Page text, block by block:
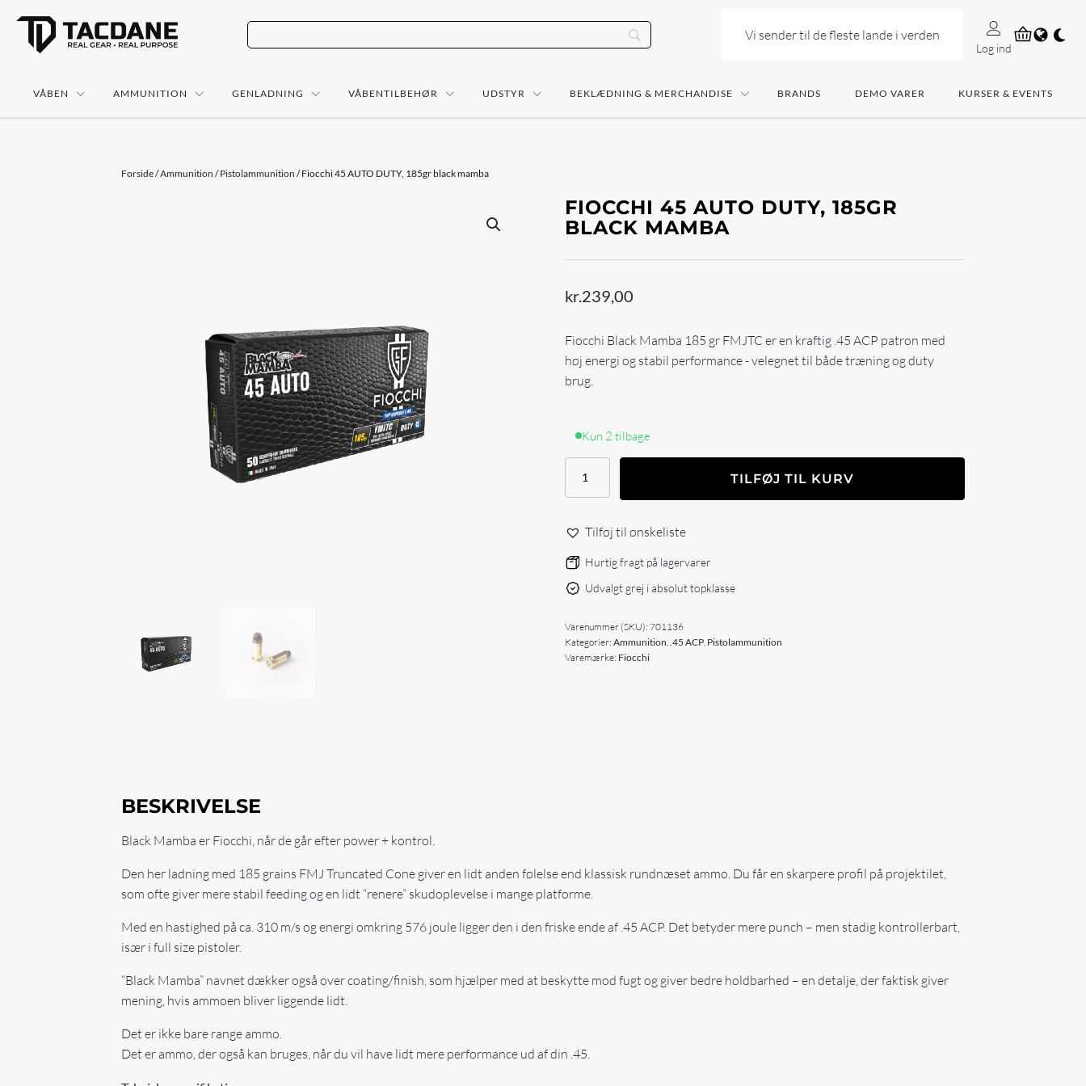
Vi sender til de fleste lande i verden
Log ind
VÅBEN AMMUNITION GENLADNING VÅBENTILBEHØR UDSTYR BEKLÆDNING & MERCHANDISE BRANDS DEMO VARER KURSER & EVENTS
Forside/Ammunition /Pistolammunition / Fiocchi 45 AUTO DUTY, 185gr black mamba
FIOCCHI 45 AUTO DUTY, 185GR
BLACK MAMBA
kr.239,00
Fiocchi Black Mamba 185 gr FMJTC er en kraftig .45 ACP patron med
høj energi og stabil performance - velegnet til både træning og duty
brug.
Kun 2 tilbage
Fiocchi
AUTO
185gr
mamba
TILFØJ TIL KURV
Tilføj til ønskeliste
Hurtig fragt på lagervarer
Udvalgt grej i absolut topklasse
Varenummer (SKU): 701136
Kategorier:Ammunition,.45 ACP, Pistolammunition
Varemærke: Fiocchi
BESKRIVELSE
Black Mamba er Fiocchi, når de går efter power + kontrol.
Den her ladning med 185 grains FMJ Truncated Cone giver en lidt anden følelse end klassisk rundnæset ammo. Du får en skarpere profil på projektilet,
som ofte giver mere stabil feeding og en lidt “renere” skudoplevelse i mange platforme.
Med en hastighed på ca. 310 m/s og energi omkring 576 joule ligger den i den friske ende af .45 ACP. Det betyder mere punch – men stadig kontrollerbart,
især i full size pistoler.
“Black Mamba” navnet dækker også over coating/finish, som hjælper med at beskytte mod fugt og giver bedre holdbarhed – en detalje, der faktisk giver
mening, hvis ammoen bliver liggende lidt.
Det er ikke bare range ammo.
Det er ammo, der også kan bruges, når du vil have lidt mere performance ud af din .45.